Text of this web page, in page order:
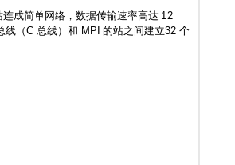
成简单网络，数据传输速率高达 12
线（C 总线）和 MPI 的站之间建立32 个